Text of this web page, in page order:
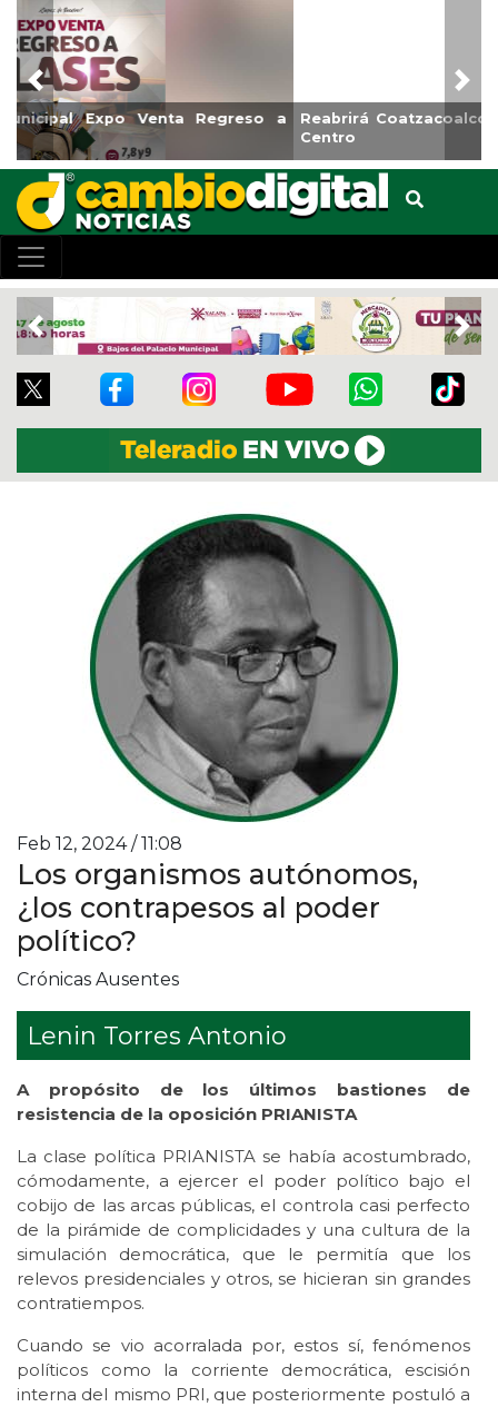
Reabrirá Coatzacoalcos la Alberca Semiolímpica Zona
Centro
Previous
Previous
Feb 12, 2024 / 11:08
Los organismos autónomos,
¿los contrapesos al poder
político?
Crónicas Ausentes
Lenin Torres Antonio
A propósito de los últimos bastiones de
resistencia de la oposición PRIANISTA
La clase política PRIANISTA se había acostumbrado,
cómodamente, a ejercer el poder político bajo el
cobijo de las arcas públicas, el controla casi perfecto
de la pirámide de complicidades y una cultura de la
simulación democrática, que le permitía que los
relevos presidenciales y otros, se hicieran sin grandes
contratiempos.
Cuando se vio acorralada por, estos sí, fenómenos
políticos como la corriente democrática, escisión
interna del mismo PRI, que posteriormente postuló a